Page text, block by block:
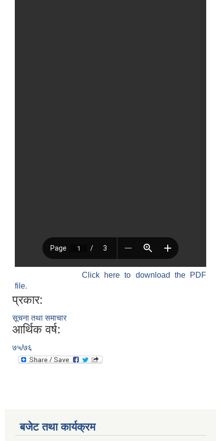
Click here to download the PDF
file.
प्रकार:
सूचना तथा समाचार
आर्थिक वर्ष:
७५/७६
बजेट तथा कार्यक्रम